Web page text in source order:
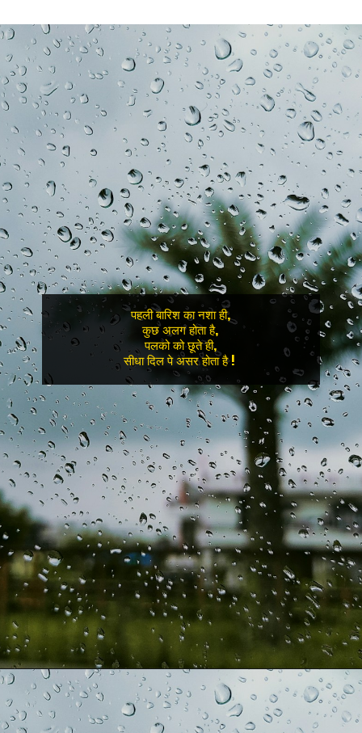
पहली बारिश का नशा ही,
कुछ अलग होता है,
पलको को छूते ही,
सीधा दिल पे असर होता है !